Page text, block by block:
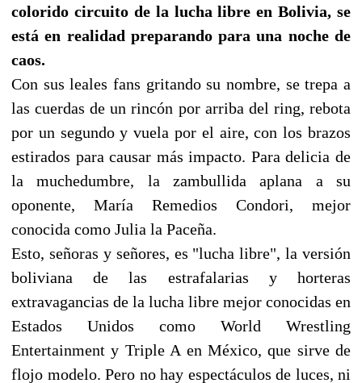
colorido circuito de la lucha libre en Bolivia, se
está en realidad preparando para una noche de
caos.
Con sus leales fans gritando su nombre, se trepa a
las cuerdas de un rincón por arriba del ring, rebota
por un segundo y vuela por el aire, con los brazos
estirados para causar más impacto. Para delicia de
la muchedumbre, la zambullida aplana a su
oponente, María Remedios Condori, mejor
conocida como Julia la Paceña.
Esto, señoras y señores, es "lucha libre", la versión
boliviana de las estrafalarias y horteras
extravagancias de la lucha libre mejor conocidas en
Estados Unidos como World Wrestling
Entertainment y Triple A en México, que sirve de
flojo modelo. Pero no hay espectáculos de luces, ni